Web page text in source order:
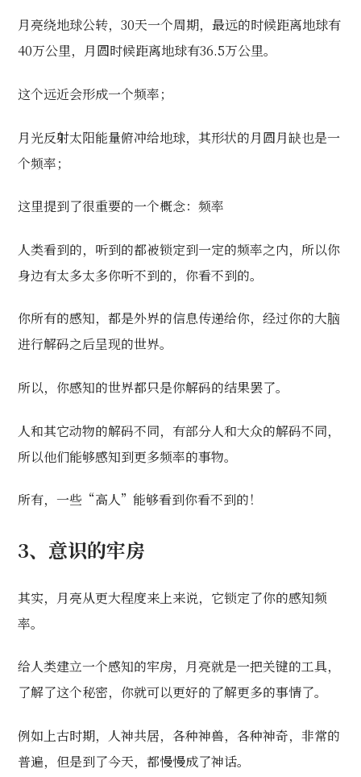
月亮绕地球公转，30天一个周期，最远的时候距离地球有
40万公里，月圆时候距离地球有36.5万公里。
这个远近会形成一个频率；
月光反射太阳能量俯冲给地球，其形状的月圆月缺也是一
个频率；
这里提到了很重要的一个概念：频率
人类看到的，听到的都被锁定到一定的频率之内，所以你
身边有太多太多你听不到的，你看不到的。
你所有的感知，都是外界的信息传递给你，经过你的大脑
进行解码之后呈现的世界。
所以，你感知的世界都只是你解码的结果罢了。
人和其它动物的解码不同，有部分人和大众的解码不同，
所以他们能够感知到更多频率的事物。
所有，一些“高人”能够看到你看不到的！
3、意识的牢房
其实，月亮从更大程度来上来说，它锁定了你的感知频
率。
给人类建立一个感知的牢房，月亮就是一把关键的工具，
了解了这个秘密，你就可以更好的了解更多的事情了。
例如上古时期，人神共居，各种神兽，各种神奇，非常的
普遍，但是到了今天，都慢慢成了神话。